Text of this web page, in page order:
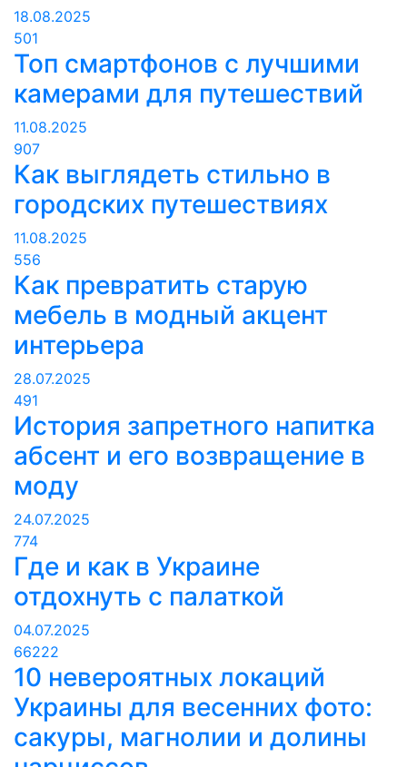
18.08.2025
501
Топ смартфонов с лучшими
камерами для путешествий
11.08.2025
907
Как выглядеть стильно в
городских путешествиях
11.08.2025
556
Как превратить старую
мебель в модный акцент
интерьера
28.07.2025
491
История запретного напитка
абсент и его возвращение в
моду
24.07.2025
774
Где и как в Украине
отдохнуть с палаткой
04.07.2025
66222
10 невероятных локаций
Украины для весенних фото:
сакуры, магнолии и долины